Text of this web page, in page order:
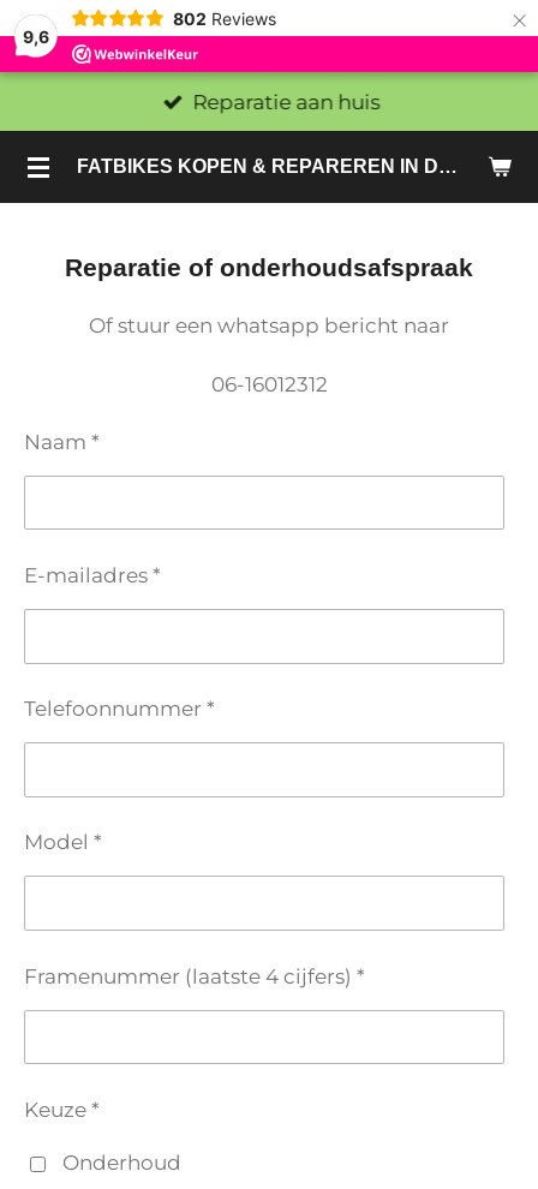
9,6
802 Reviews ×
FATBIKES KOPEN & REPAREREN IN DEN HAAG EN ZOETERMEER - SACHE BIKES
Reparatie aan huis
Reparatie of onderhoudsafspraak
Of stuur een whatsapp bericht naar
06-16012312
Naam *
E-mailadres *
Telefoonnummer *
Model *
Framenummer (laatste 4 cijfers) *
Keuze *
Onderhoud